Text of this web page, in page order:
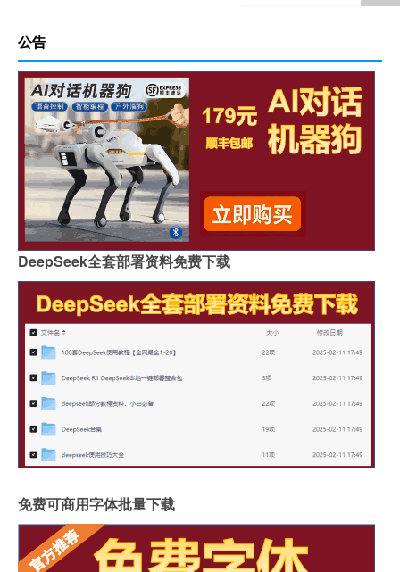
公告
DeepSeek全套部署资料免费下载
免费可商用字体批量下载